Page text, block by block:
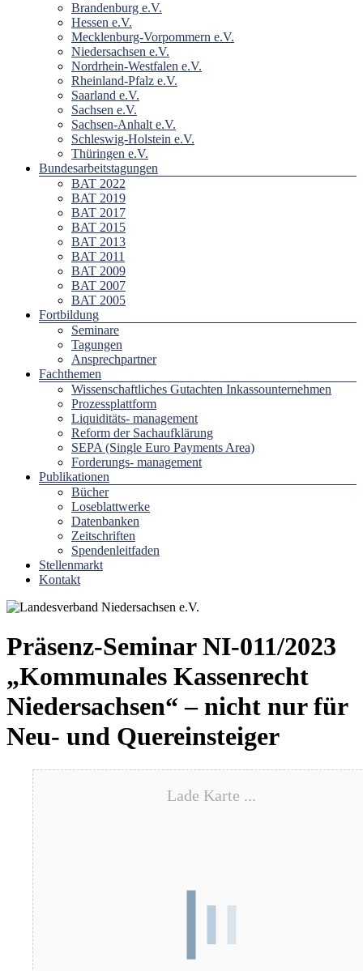
Brandenburg e.V.
Hessen e.V.
Mecklenburg-Vorpommern e.V.
Niedersachsen e.V.
Nordrhein-Westfalen e.V.
Rheinland-Pfalz e.V.
Saarland e.V.
Sachsen e.V.
Sachsen-Anhalt e.V.
Schleswig-Holstein e.V.
Thüringen e.V.
Bundesarbeitstagungen
BAT 2022
BAT 2019
BAT 2017
BAT 2015
BAT 2013
BAT 2011
BAT 2009
BAT 2007
BAT 2005
Fortbildung
Seminare
Tagungen
Ansprechpartner
Fachthemen
Wissenschaftliches Gutachten Inkassounternehmen
Prozessplattform
Liquiditäts- management
Reform der Sachaufklärung
SEPA (Single Euro Payments Area)
Forderungs- management
Publikationen
Bücher
Loseblattwerke
Datenbanken
Zeitschriften
Spendenleitfaden
Stellenmarkt
Kontakt
Präsenz-Seminar NI-011/2023
„Kommunales Kassenrecht
Niedersachsen“ – nicht nur für
Neu- und Quereinsteiger
Lade Karte ...